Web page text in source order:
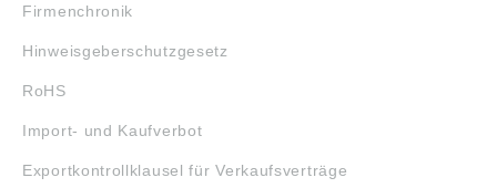
Firmenchronik
Hinweisgeberschutzgesetz
RoHS
Import- und Kaufverbot
Exportkontrollklausel für Verkaufsverträge